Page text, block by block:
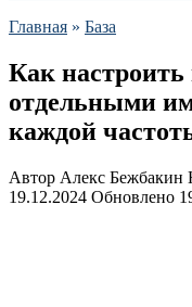
Главная » База
Как
отдельными
каждой
Автор Алекс Бежбакин
19.12.2024 Обновлено